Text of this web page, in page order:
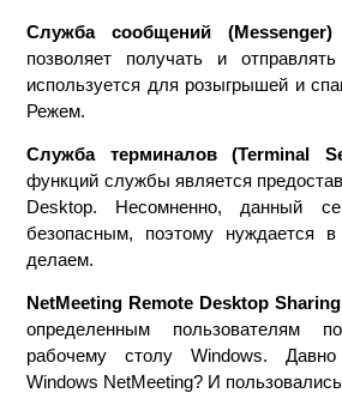
Служба сообщений (Messenger)
позволяет получать и
используется для розыгрышей и
Режем.
Служба терминалов (Terminal
функций службы является
Desktop. Несомненно, данный
безопасным, поэтому нуждается
делаем.
NetMeeting Remote Desktop Sharing
определенным пользователям
рабочему столу Windows.
Windows NetMeeting? И